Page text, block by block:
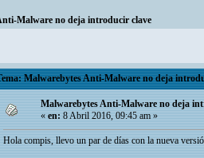
Malware no deja introducir clave
Malwarebytes Anti-Malware no deja
Malwarebytes Anti-Malware no deja
«en:8 Abril 2016, 09:45 am »
Hola compis, llevo un par de días con la nueva